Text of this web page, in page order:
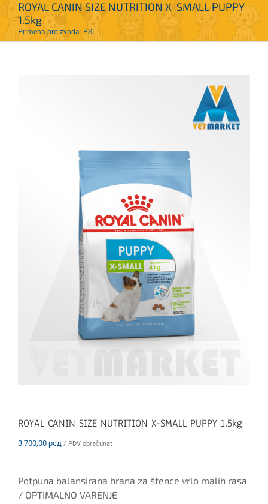
ROYAL CANIN SIZE NUTRITION X-SMALL PUPPY
1.5kg
Primena proizvoda: PSI
ROYAL CANIN SIZE NUTRITION X-SMALL PUPPY 1.5kg
3.700,00 рсд / PDV obračunat
Potpuna balansirana hrana za štence vrlo malih rasa
/ OPTIMALNO VARENJE